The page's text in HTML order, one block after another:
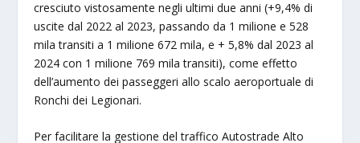
cresciuto vistosamente negli ultimi due anni (+9,4% di
uscite dal 2022 al 2023, passando da 1 milione e 528
mila transiti a 1 milione 672 mila, e + 5,8% dal 2023 al
2024 con 1 milione 769 mila transiti), come effetto
dell’aumento dei passeggeri allo scalo aeroportuale di
Ronchi dei Legionari.
Per facilitare la gestione del traffico Autostrade Alto